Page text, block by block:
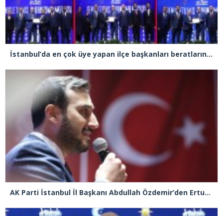
İstanbul’da en çok üye yapan ilçe başkanları beratlarını Cumhurbaşkanı Erdoğan’ın elinden aldı
AK Parti İstanbul İl Başkanı Abdullah Özdemir’den Ertuğrul Özkök’e “Franco” tepkisi